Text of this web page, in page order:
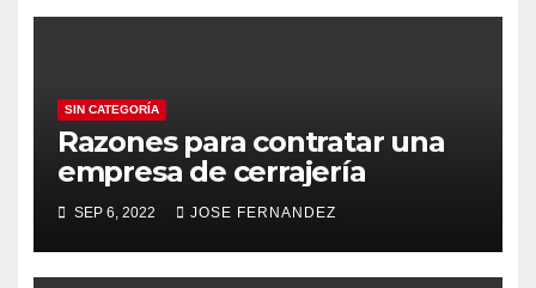
SIN CATEGORÍA
Razones para contratar una
empresa de cerrajería
SEP 6, 2022 JOSE FERNANDEZ